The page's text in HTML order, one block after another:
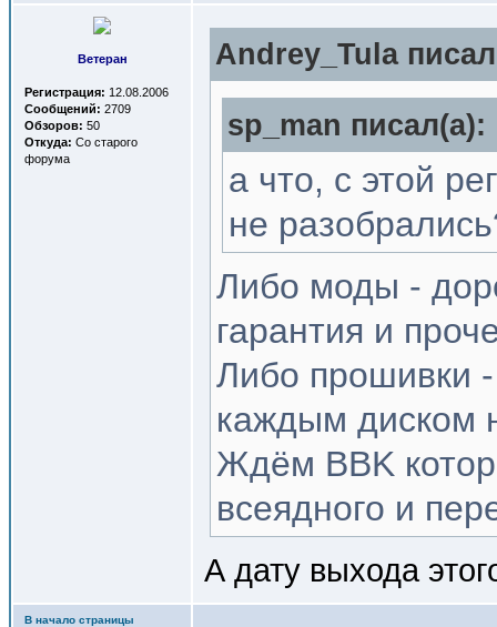
Ветеран
Регистрация: 12.08.2006
Сообщений: 2709
Обзоров: 50
Откуда: Со старого
форума
Andrey_Tula
sp_man писал(a):
а что, с этой
не
Либо моды -
гарантия и
Либо прошивки
каждым диском
Ждём BBK
всеядного и
А дату выхода
В начало страницы